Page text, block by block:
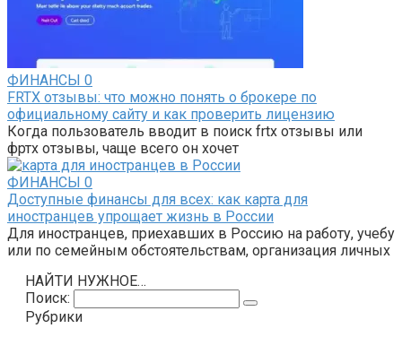
ФИНАНСЫ 0
FRTX отзывы: что можно понять о брокере по
официальному сайту и как проверить лицензию
Когда пользователь вводит в поиск frtx отзывы или
фртх отзывы, чаще всего он хочет
ФИНАНСЫ 0
Доступные финансы для всех: как карта для
иностранцев упрощает жизнь в России
Для иностранцев, приехавших в Россию на работу, учебу
или по семейным обстоятельствам, организация личных
НАЙТИ НУЖНОЕ…
Поиск:
Рубрики